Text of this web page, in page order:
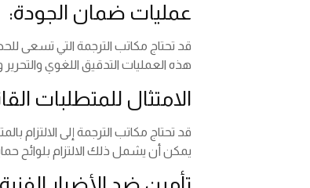
عمليات ضمان الجودة:
قد تحتاج مكاتب الترجمة التي تسعى
هذه العمليات التدقيق اللغوي
الامتثال للمتطلبات
قد تحتاج مكاتب الترجمة إلى الالتزام
يمكن أن يشمل ذلك الالتزام بلوائح